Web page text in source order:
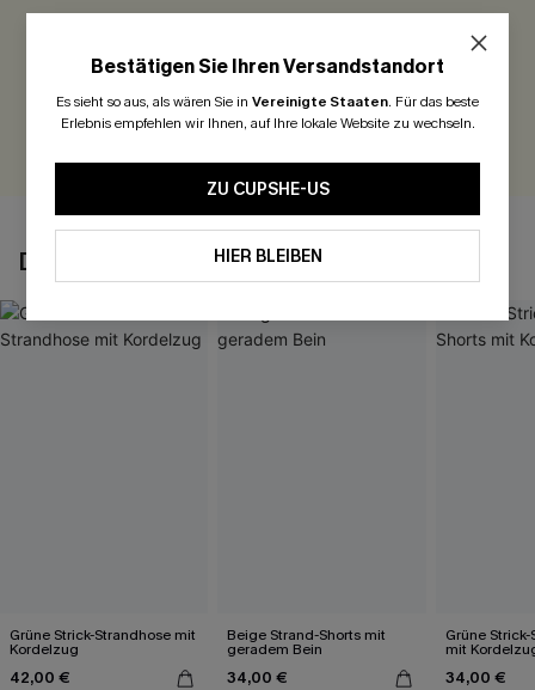
Seien Sie der Erste, der bewertet
300 Punkte für Ihre Bewertung!
BEWERTEN
DAS KÖNNTE IHNEN AUCH GEFALLEN
Grüne Strick-Strandhose mit
Kordelzug
42,00 €
Beige Strand-Shorts mit
geradem Bein
34,00 €
Grüne
mit
34,00 €
Bestätigen Sie Ihren Versandstandort
Es sieht so aus, als wären Sie in Vereinigte Staaten. Für das beste
Erlebnis empfehlen wir Ihnen, auf Ihre lokale Website zu wechseln.
ZU CUPSHE-US
HIER BLEIBEN